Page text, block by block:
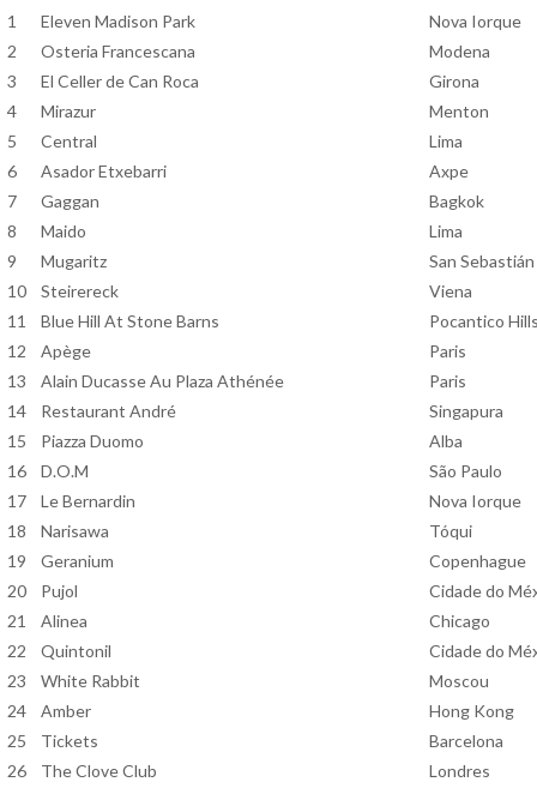
1 Eleven Madison Park
Nova Iorque
2
Osteria Francescana
Modena
3
El Celler de Can Roca
Girona
4
Mirazur
Menton
5
Central
Lima
6
Asador Etxebarri
Axpe
7
Gaggan
Bagkok
8
Maido
Lima
9
Mugaritz
San Sebastián
10
Steirereck
Viena
11
Blue Hill At Stone Barns
Pocantico
12
Apège
Paris
13
Alain Ducasse Au Plaza Athénée
Paris
14
Restaurant André
Singapura
15
Piazza Duomo
Alba
16
D.O.M
São Paulo
17
Le Bernardin
Nova Iorque
18
Narisawa
Tóqui
19
Geranium
Copenhague
20
Pujol
Cidade do
21
Alinea
Chicago
22
Quintonil
Cidade do
23
White Rabbit
Moscou
24
Amber
Hong Kong
25
Tickets
Barcelona
26
The Clove Club
Londres